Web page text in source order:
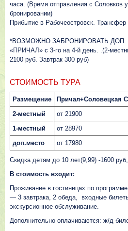
часа. (Время отправления с Соловков
бронировании)
Прибытие в Рабочеостровск. Трансфер
*ВОЗМОЖНО ЗАБРОНИРОВАТЬ ДОП.
«ПРИЧАЛ» с 3-го на 4-й день. .(2-
2100 руб. Завтрак 300 руб)
СТОИМОСТЬ ТУРА
Размещение
Причал+Соловецкая
2-местный
от 21900
1-местный
от 28970
доп.место
от 17980
Скидка детям до 10 лет(9,99) -1600
В стоимость входит:
Проживание в гостиницах по
— 3 завтрака, 2 обеда, входные
экскурсионное обслуживание.
Дополнительно оплачиваются: ж/д